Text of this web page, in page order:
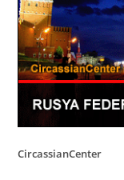
CircassianCenter